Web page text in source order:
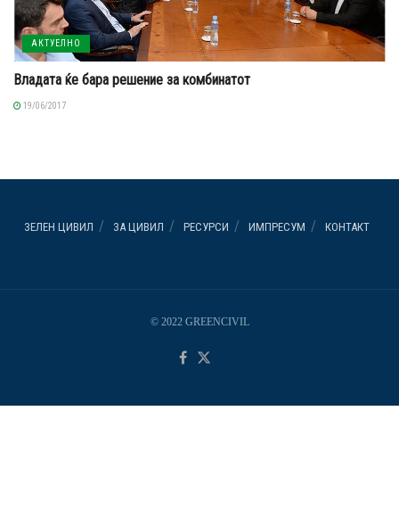
АКТУЕЛНО
Владата ќе бара решение за комбинатот
19/06/2017
ЗЕЛЕН ЦИВИЛ ЗА ЦИВИЛ РЕСУРСИ ИМПРЕСУМ КОНТАКТ
© 2022 GREENCIVIL